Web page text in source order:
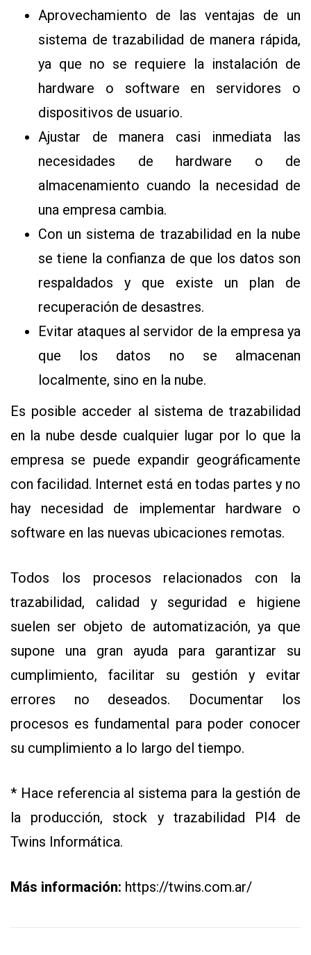
Aprovechamiento de las ventajas de un
sistema de trazabilidad de manera rápida,
ya que no se requiere la instalación de
hardware o software en servidores o
dispositivos de usuario.
Ajustar de manera casi inmediata las
necesidades de hardware o de
almacenamiento cuando la necesidad de
una empresa cambia.
Con un sistema de trazabilidad en la nube
se tiene la confianza de que los datos son
respaldados y que existe un plan de
recuperación de desastres.
Evitar ataques al servidor de la empresa ya
que los datos no se almacenan
localmente, sino en la nube.
Es posible acceder al sistema de trazabilidad
en la nube desde cualquier lugar por lo que la
empresa se puede expandir geográficamente
con facilidad. Internet está en todas partes y no
hay necesidad de implementar hardware o
software en las nuevas ubicaciones remotas.
Todos los procesos relacionados con la
trazabilidad, calidad y seguridad e higiene
suelen ser objeto de automatización, ya que
supone una gran ayuda para garantizar su
cumplimiento, facilitar su gestión y evitar
errores no deseados. Documentar los
procesos es fundamental para poder conocer
su cumplimiento a lo largo del tiempo.
* Hace referencia al sistema para la gestión de
la producción, stock y trazabilidad PI4 de
Twins Informática.
Más información: https://twins.com.ar/